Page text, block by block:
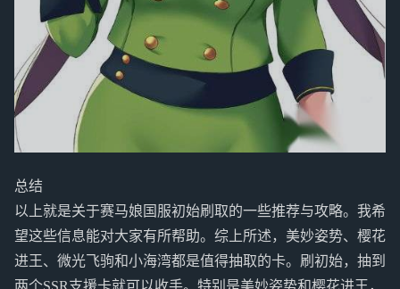
总结
以上就是关于赛马娘国服初始刷取的一些推荐与攻略。我希
望这些信息能对大家有所帮助。综上所述，美妙姿势、樱花
进王、微光飞驹和小海湾都是值得抽取的卡。刷初始，抽到